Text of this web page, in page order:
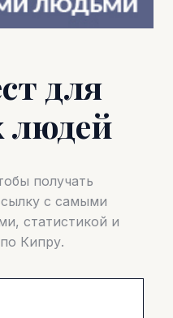
для
людей
получать
с самыми
статистикой и
Кипру.